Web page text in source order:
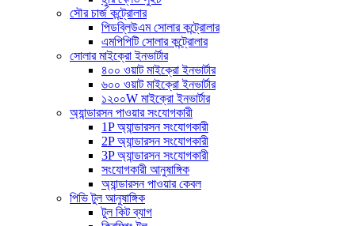
সৌর চার্জ কন্ট্রোলার
পিডব্লিউএম সোলার কন্ট্রোলার
এমপিপিটি সোলার কন্ট্রোলার
সোলার মাইক্রো ইনভার্টার
৪০০ ওয়াট মাইক্রো ইনভার্টার
৬০০ ওয়াট মাইক্রো ইনভার্টার
১২০০W মাইক্রো ইনভার্টার
অ্যান্ডারসন পাওয়ার সংযোগকারী
1P অ্যান্ডারসন সংযোগকারী
2P অ্যান্ডারসন সংযোগকারী
3P অ্যান্ডারসন সংযোগকারী
সংযোগকারী আনুষাঙ্গিক
অ্যান্ডারসন পাওয়ার কেবল
পিভি টুল আনুষাঙ্গিক
টুল কিট ব্যাগ